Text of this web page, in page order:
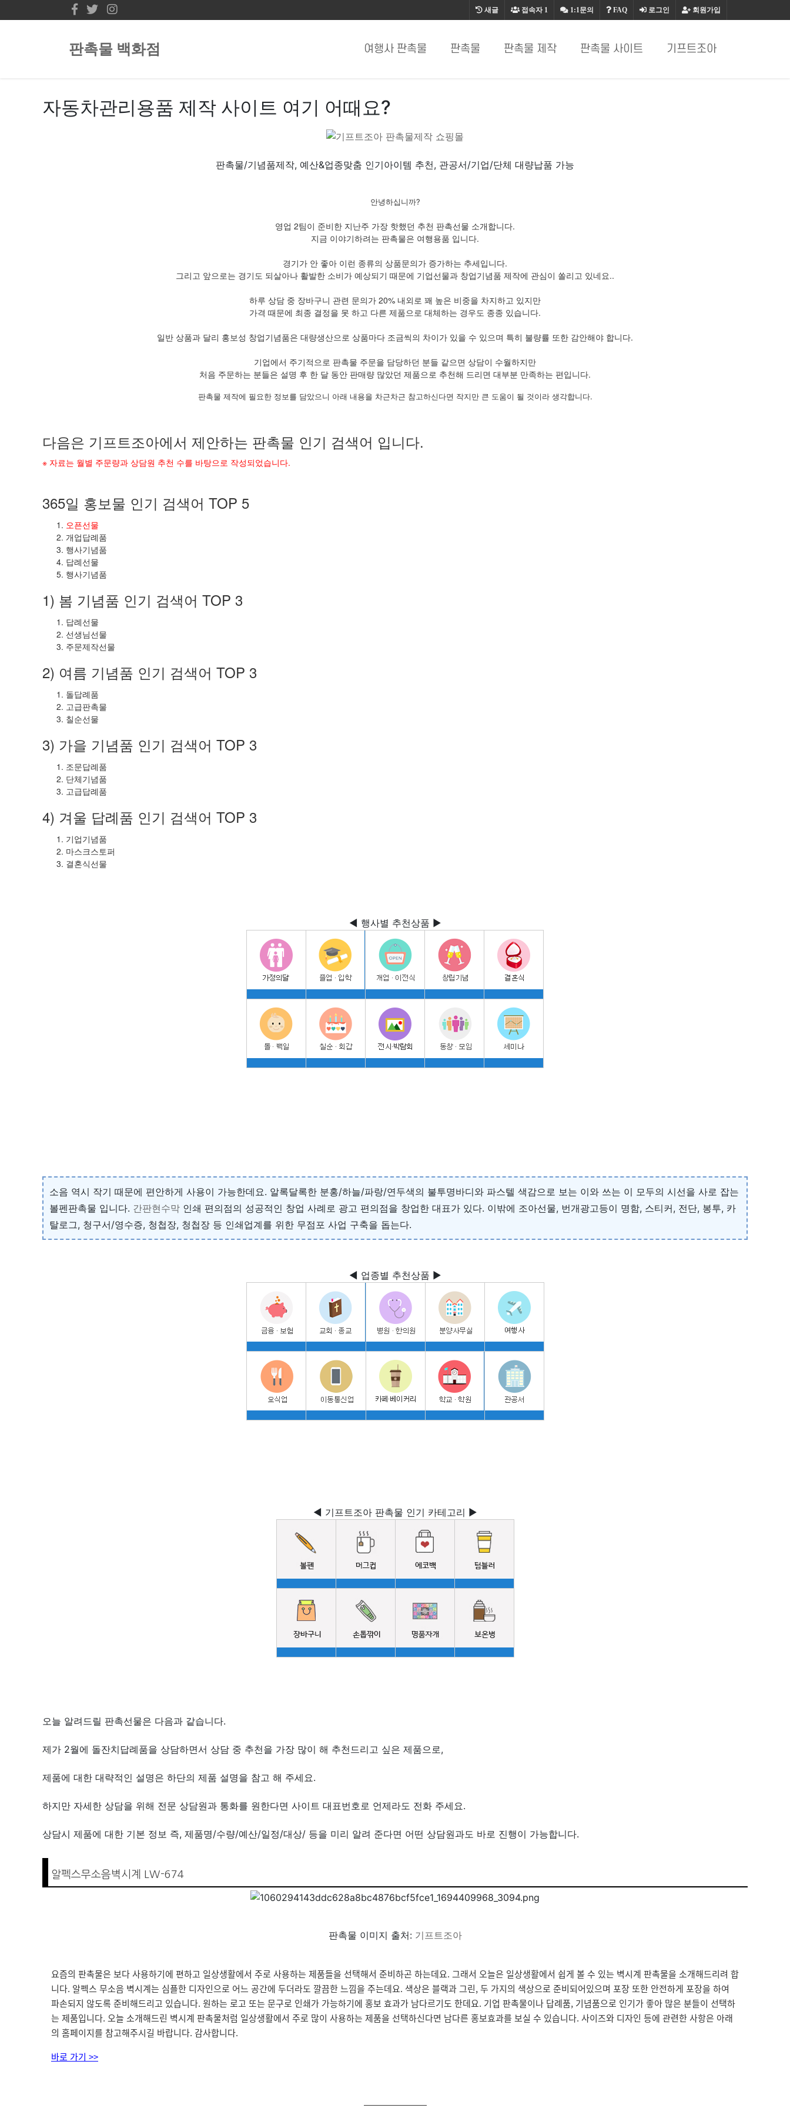
회원가입
로그인
FAQ
1:1문의
접속자1
새글
판촉물 백화점 여행사 판촉물 판촉물 판촉물 제작 판촉물 사이트 기프트조아
자동차관리용품 제작 사이트 여기 어때요?
판촉물/기념품제작, 예산&업종맞춤 인기아이템 추천, 관공서/기업/단체 대량납품 가능
안녕하십니까?
영업 2팀이 준비한 지난주 가장 핫했던 추천 판촉선물 소개합니다.
지금 이야기하려는 판촉물은 여행용품 입니다.
경기가 안 좋아 이런 종류의 상품문의가 증가하는 추세입니다.
그리고 앞으로는 경기도 되살아나 활발한 소비가 예상되기 때문에 기업선물과 창업기념품 제작에 관심이 쏠리고 있네요..
하루 상담 중 장바구니 관련 문의가 20% 내외로 꽤 높은 비중을 차지하고 있지만
가격 때문에 최종 결정을 못 하고 다른 제품으로 대체하는 경우도 종종 있습니다.
일반 상품과 달리 홍보성 창업기념품은 대량생산으로 상품마다 조금씩의 차이가 있을 수 있으며 특히 불량률 또한 감안해야 합니다.
기업에서 주기적으로 판촉물 주문을 담당하던 분들 같으면 상담이 수월하지만
처음 주문하는 분들은 설명 후 한 달 동안 판매량 많았던 제품으로 추천해 드리면 대부분 만족하는 편입니다.
판촉물 제작에 필요한 정보를 담았으니 아래 내용을 차근차근 참고하신다면 작지만 큰 도움이 될 것이라 생각합니다.
다음은 기프트조아에서 제안하는 판촉물 인기 검색어 입니다.
※ 자료는 월별 주문량과 상담원 추천 수를 바탕으로 작성되었습니다.
365일 홍보물 인기 검색어 TOP 5
오픈선물
개업답례품
행사기념품
답례선물
행사기념품
1) 봄 기념품 인기 검색어 TOP 3
답례선물
선생님선물
주문제작선물
2) 여름 기념품 인기 검색어 TOP 3
돌답례품
고급판촉물
칠순선물
3) 가을 기념품 인기 검색어 TOP 3
조문답례품
단체기념품
고급답례품
4) 겨울 답례품 인기 검색어 TOP 3
기업기념품
마스크스토퍼
결혼식선물
◀ 행사별 추천상품 ▶
소음 역시 작기 때문에 편안하게 사용이 가능한데요. 알록달록한 분홍/하늘/파랑/연두색의 불투명바디와 파스텔 색감으로 보는 이와 쓰는 이 모두의 시선을 사로 잡는
볼펜판촉물 입니다. 간판현수막 인쇄 편의점의 성공적인 창업 사례로 광고 편의점을 창업한 대표가 있다. 이밖에 조아선물, 번개광고등이 명함, 스티커, 전단, 봉투, 카
탈로그, 청구서/영수증, 청첩장, 청첩장 등 인쇄업계를 위한 무점포 사업 구축을 돕는다.
◀ 업종별 추천상품 ▶
◀ 기프트조아 판촉물 인기 카테고리 ▶
오늘 알려드릴 판촉선물은 다음과 같습니다.
제가 2월에 돌잔치답례품을 상담하면서 상담 중 추천을 가장 많이 해 추천드리고 싶은 제품으로,
제품에 대한 대략적인 설명은 하단의 제품 설명을 참고 해 주세요.
하지만 자세한 상담을 위해 전문 상담원과 통화를 원한다면 사이트 대표번호로 언제라도 전화 주세요.
상담시 제품에 대한 기본 정보 즉, 제품명/수량/예산/일정/대상/ 등을 미리 알려 준다면 어떤 상담원과도 바로 진행이 가능합니다.
알펙스무소음벽시계 LW-674
판촉물 이미지 출처: 기프트조아
요즘의 판촉물은 보다 사용하기에 편하고 일상생활에서 주로 사용하는 제품들을 선택해서 준비하곤 하는데요. 그래서 오늘은 일상생활에서 쉽게 볼 수 있는 벽시계 판촉물을 소개해드리려 합
니다. 알펙스 무소음 벽시계는 심플한 디자인으로 어느 공간에 두더라도 깔끔한 느낌을 주는데요. 색상은 블랙과 그린, 두 가지의 색상으로 준비되어있으며 포장 또한 안전하게 포장을 하여
파손되지 않도록 준비해드리고 있습니다. 원하는 로고 또는 문구로 인쇄가 가능하기에 홍보 효과가 남다르기도 한데요. 기업 판촉물이나 답례품, 기념품으로 인기가 좋아 많은 분들이 선택하
는 제품입니다. 오늘 소개해드린 벽시계 판촉물처럼 일상생활에서 주로 많이 사용하는 제품을 선택하신다면 남다른 홍보효과를 보실 수 있습니다. 사이즈와 디자인 등에 관련한 사항은 아래
의 홈페이지를 참고해주시길 바랍니다. 감사합니다.
바로 가기 >>